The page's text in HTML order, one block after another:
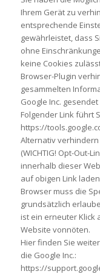
Ihrem Gerät zu
entsprechende
gewährleistet, dass
ohne
keine Cookies
Browser-Plugin
gesammelten
Google Inc.
Folgender Link führt
https://
Alternativ verhindern
(WICHTIG! Opt-Out-
innerhalb dieser
auf obigen Link
Browser muss die
grundsätzlich
ist ein erneuter Klick
Website vonnöten.
Hier finden Sie
die Google Inc.:
https://